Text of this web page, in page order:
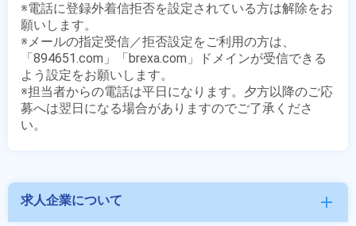
※電話に登録外着信拒否を設定されている方は解除をお
願いします。
※メールの指定受信／拒否設定をご利用の方は、
「894651.com」「brexa.com」ドメインが受信できる
よう設定をお願いします。
※担当者からの電話は平日になります。夕方以降のご応
募へは翌日になる場合がありますのでご了承くださ
求人企業について add